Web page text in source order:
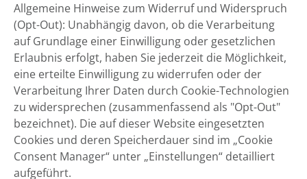
Allgemeine Hinweise zum Widerruf und Widerspruch
(Opt-Out): Unabhängig davon, ob die Verarbeitung
auf Grundlage einer Einwilligung oder gesetzlichen
Erlaubnis erfolgt, haben Sie jederzeit die Möglichkeit,
eine erteilte Einwilligung zu widerrufen oder der
Verarbeitung Ihrer Daten durch Cookie-Technologien
zu widersprechen (zusammenfassend als "Opt-Out"
bezeichnet). Die auf dieser Website eingesetzten
Cookies und deren Speicherdauer sind im „Cookie
Consent Manager“ unter „Einstellungen“ detailliert
aufgeführt.